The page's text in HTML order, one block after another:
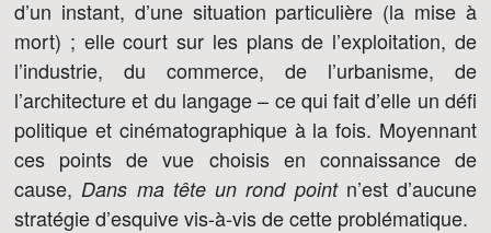
d’un instant, d’une situation particulière (la mise à
mort) ; elle court sur les plans de l’exploitation, de
l’industrie, du commerce, de l’urbanisme, de
l’architecture et du langage – ce qui fait d’elle un défi
politique et cinématographique à la fois. Moyennant
ces points de vue choisis en connaissance de
cause, Dans ma tête un rond pointn’est d’aucune
stratégie d’esquive vis-à-vis de cette problématique.